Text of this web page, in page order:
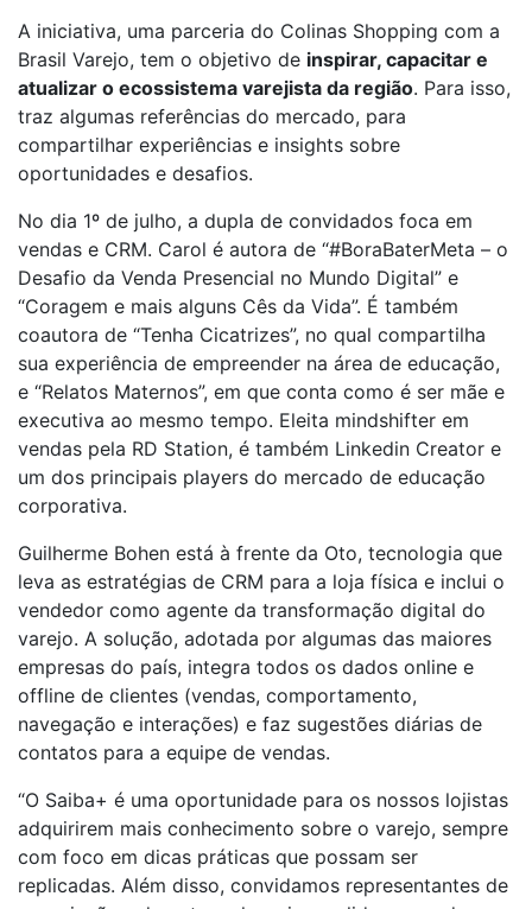
A iniciativa, uma parceria do Colinas Shopping com a
Brasil Varejo, tem o objetivo de inspirar, capacitar e
atualizar o ecossistema varejista da região. Para isso,
traz algumas referências do mercado, para
compartilhar experiências e insights sobre
oportunidades e desafios.
No dia 1º de julho, a dupla de convidados foca em
vendas e CRM. Carol é autora de “#BoraBaterMeta – o
Desafio da Venda Presencial no Mundo Digital” e
“Coragem e mais alguns Cês da Vida”. É também
coautora de “Tenha Cicatrizes”, no qual compartilha
sua experiência de empreender na área de educação,
e “Relatos Maternos”, em que conta como é ser mãe e
executiva ao mesmo tempo. Eleita mindshifter em
vendas pela RD Station, é também Linkedin Creator e
um dos principais players do mercado de educação
corporativa.
Guilherme Bohen está à frente da Oto, tecnologia que
leva as estratégias de CRM para a loja física e inclui o
vendedor como agente da transformação digital do
varejo. A solução, adotada por algumas das maiores
empresas do país, integra todos os dados online e
offline de clientes (vendas, comportamento,
navegação e interações) e faz sugestões diárias de
contatos para a equipe de vendas.
“O Saiba+ é uma oportunidade para os nossos lojistas
adquirirem mais conhecimento sobre o varejo, sempre
com foco em dicas práticas que possam ser
replicadas. Além disso, convidamos representantes de